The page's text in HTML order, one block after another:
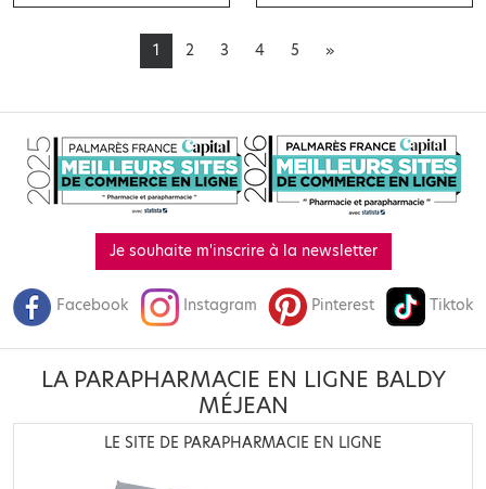
1 2 3 4 5 »
Je souhaite m'inscrire à la newsletter
Facebook Instagram Pinterest Tiktok
LA PARAPHARMACIE EN LIGNE BALDY
MÉJEAN
LE SITE DE PARAPHARMACIE EN LIGNE